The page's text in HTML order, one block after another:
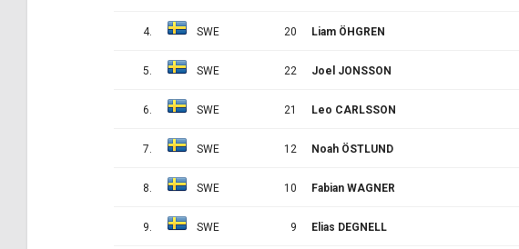
4. SWE 20 Liam ÖHGREN
5. SWE 22 Joel JONSSON
6. SWE 21 Leo CARLSSON
7. SWE 12 Noah ÖSTLUND
8. SWE 10 Fabian WAGNER
9. SWE 9 Elias DEGNELL